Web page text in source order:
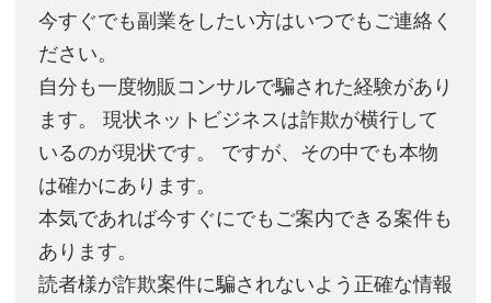
今すぐでも副業をしたい方はいつでもご連絡く
ださい。
自分も一度物販コンサルで騙された経験があり
ます。 現状ネットビジネスは詐欺が横行して
いるのが現状です。 ですが、その中でも本物
は確かにあります。
本気であれば今すぐにでもご案内できる案件も
あります。
読者様が詐欺案件に騙されないよう正確な情報